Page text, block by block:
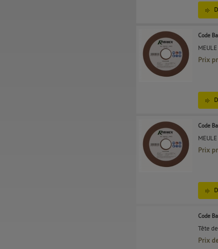
Code
Prix
Code
Prix
Code
Tête
Prix